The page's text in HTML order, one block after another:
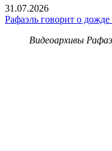
31.07.2026
Рафаэль говорит о
Видеоархивы